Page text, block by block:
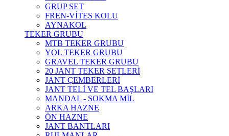
GRUP SET
FREN-VİTES KOLU
AYNAKOL
TEKER GRUBU
MTB TEKER GRUBU
YOL TEKER GRUBU
GRAVEL TEKER GRUBU
20 JANT TEKER SETLERİ
JANT ÇEMBERLERİ
JANT TELİ VE TEL BAŞLARI
MANDAL - SOKMA MİL
ARKA HAZNE
ÖN HAZNE
JANT BANTLARI